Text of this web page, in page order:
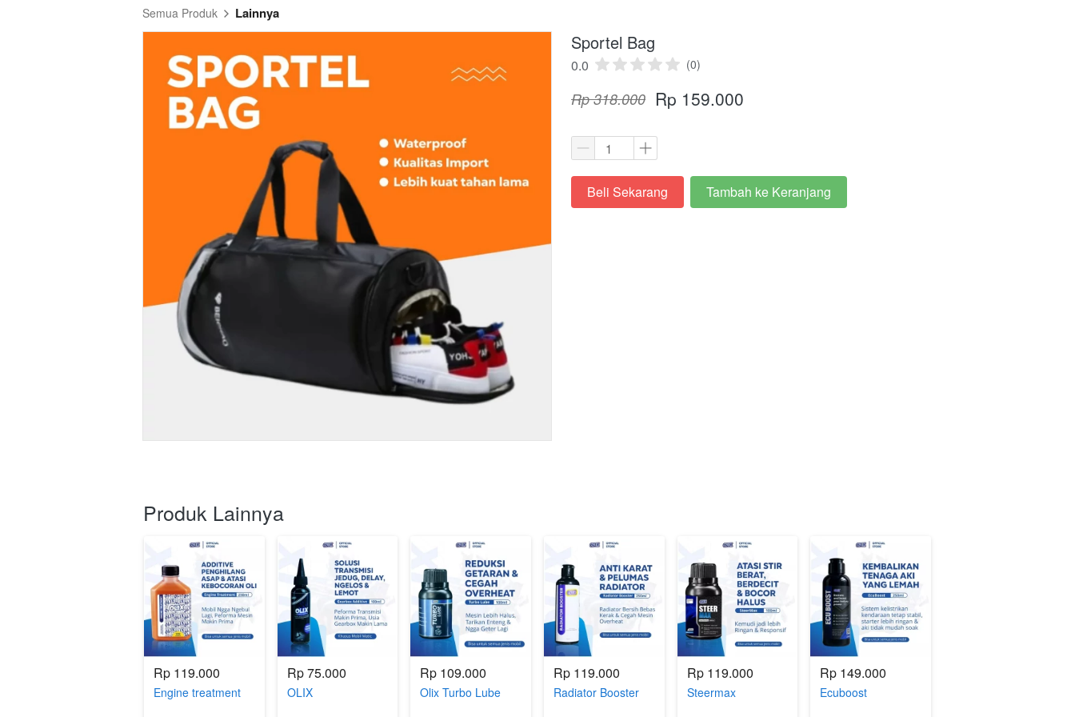
Semua Produk Lainnya
Sportel Bag
0.0 (0)
Rp 318.000 Rp 159.000
`Beli Sekarang `
Tambah ke Keranjang
Produk Lainnya
Rp 119.000
Engine treatment
Rp 75.000
OLIX
Rp 109.000
Olix Turbo Lube
Rp 119.000
Radiator Booster
Rp 119.000
Steermax
Rp 149.000
Ecuboost